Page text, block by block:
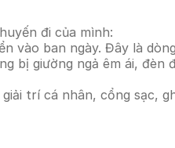
đi của mình:
vào ban ngày. Đây là
bị giường ngả êm ái,
trí cá nhân, cổng sạc,